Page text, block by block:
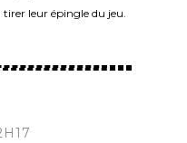
leur épingle du jeu.